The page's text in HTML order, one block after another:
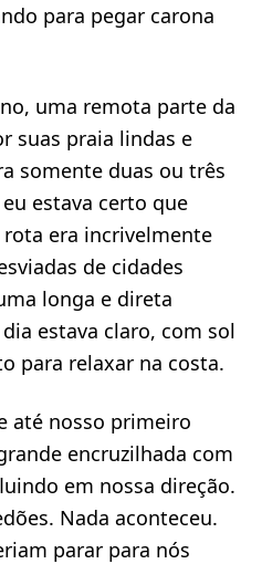
para pegar carona
uma remota parte da
suas praia lindas e
somente duas ou três
estava certo que
era incrivelmente
de cidades
longa e direta
estava claro, com sol
para relaxar na costa.
até nosso primeiro
encruzilhada com
em nossa direção.
Nada aconteceu.
parar para nós